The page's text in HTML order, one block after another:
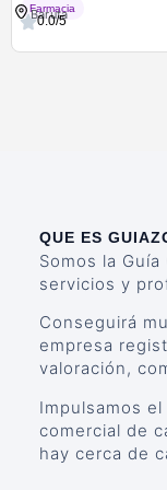
Farmacia
Baruta
0.0/5
QUE ES
Somos la
servicios y
Conseguirá
empresa
valoración,
Impulsamos
comercial de
hay cerca de